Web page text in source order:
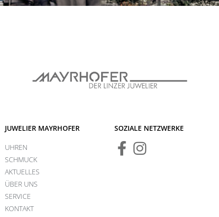
JUWELIER MAYRHOFER
UHREN
SCHMUCK
AKTUELLES
ÜBER UNS
SERVICE
KONTAKT
SOZIALE NETZWERKE